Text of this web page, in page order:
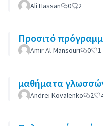
Ali Hassan 0 2
Προσιτό
Amir Al-Mansouri 0 1
μαθήματα
Andrei Kovalenko 2